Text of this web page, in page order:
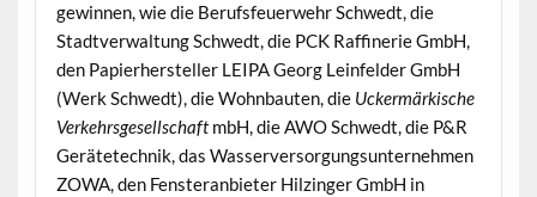
gewinnen, wie die Berufsfeuerwehr Schwedt, die
Stadtverwaltung Schwedt, die PCK Raffinerie GmbH,
den Papierhersteller LEIPA Georg Leinfelder GmbH
(Werk Schwedt), die Wohnbauten, die Uckermärkische
VerkehrsgesellschaftmbH, die AWO Schwedt, die P&R
Gerätetechnik, das Wasserversorgungsunternehmen
ZOWA, den Fensteranbieter Hilzinger GmbH in